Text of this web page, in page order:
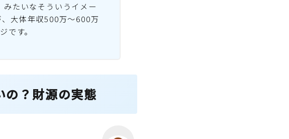
たいなそういうイメー
大体年収500万〜600万
です。
の？財源の実態